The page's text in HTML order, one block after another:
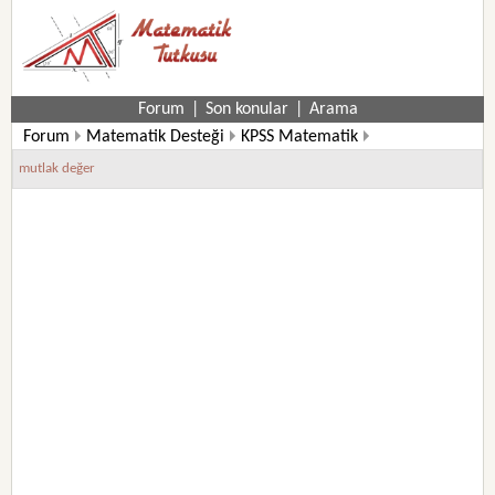
Forum Son konular
Arama
Forum
Matematik Desteği
KPSS Matematik
Kpss Matematik Soruları
mutlak değer